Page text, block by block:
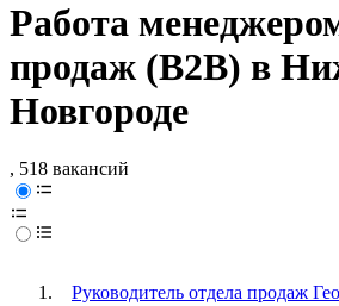
Работа
продаж (B2B) в
Новгороде
, 518 вакансий
Руководитель отдела продаж